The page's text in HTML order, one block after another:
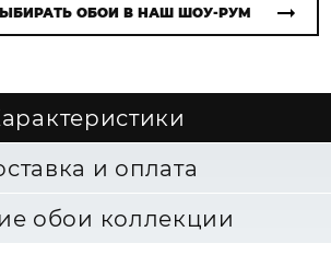
ОБОИ В НАШ ШОУ-РУМ
и оплата
обои коллекции